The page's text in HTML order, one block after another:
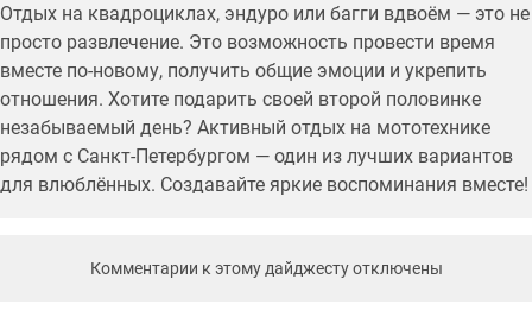
Отдых на квадроциклах, эндуро или багги вдвоём — это не
просто развлечение. Это возможность провести время
вместе по-новому, получить общие эмоции и укрепить
отношения. Хотите подарить своей второй половинке
незабываемый день? Активный отдых на мототехнике
рядом с Санкт-Петербургом — один из лучших вариантов
для влюблённых. Создавайте яркие воспоминания вместе!
Комментарии к этому дайджесту отключены